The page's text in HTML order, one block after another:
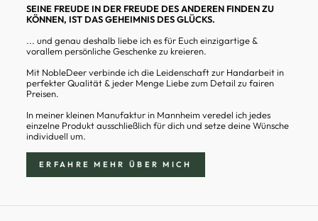
SEINE FREUDE IN DER FREUDE DES ANDEREN FINDEN ZU
KÖNNEN, IST DAS GEHEIMNIS DES GLÜCKS.
... und genau deshalb liebe ich es für Euch einzigartige &
vorallem persönliche Geschenke zu kreieren.
Mit NobleDeer verbinde ich die Leidenschaft zur Handarbeit in
perfekter Qualität & jeder Menge Liebe zum Detail zu fairen
Preisen.
In meiner kleinen Manufaktur in Mannheim veredel ich jedes
einzelne Produkt ausschließlich für dich und setze deine Wünsche
individuell um.
ERFAHRE MEHR ÜBER MICH